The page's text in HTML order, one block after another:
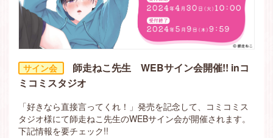
師走ねこ先生 WEBサイン会開催!! inコ
ミコミスタジオ
「好きなら直接言ってくれ！」発売を記念して、コミコミス
タジオ様にて師走ねこ先生のWEBサイン会が開催されます。
下記情報を要チェック!!